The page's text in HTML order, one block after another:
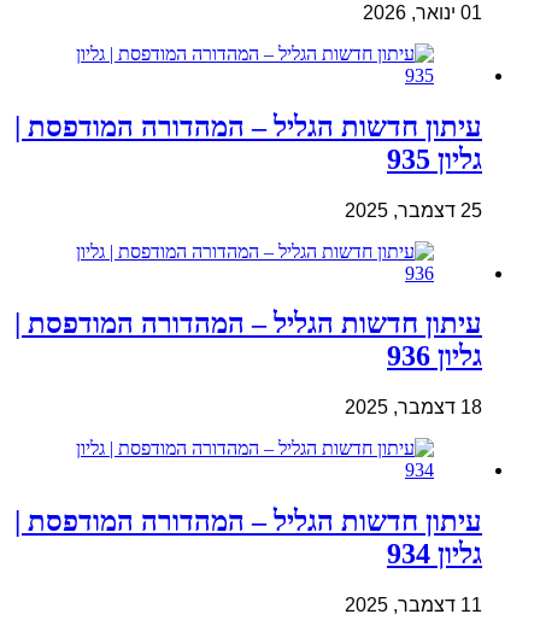
01 ינואר, 2026
עיתון חדשות הגליל – המהדורה המודפסת |
גליון 935
25 דצמבר, 2025
עיתון חדשות הגליל – המהדורה המודפסת |
גליון 936
18 דצמבר, 2025
עיתון חדשות הגליל – המהדורה המודפסת |
גליון 934
11 דצמבר, 2025